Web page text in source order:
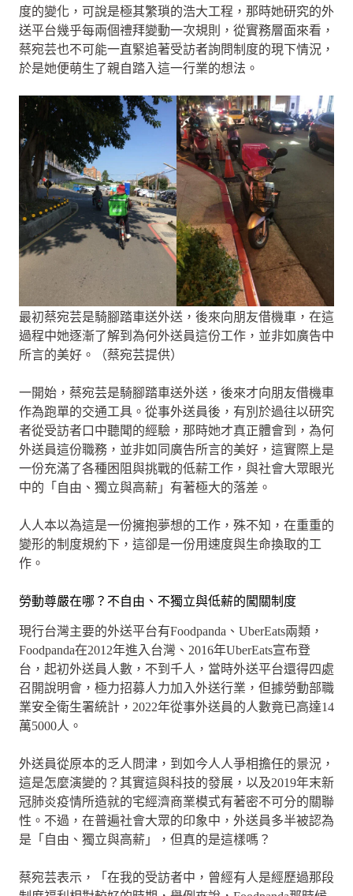
度的變化，可說是極其繁瑣的浩大工程，那時她研究的外
送平台幾乎每兩個禮拜變動一次規則，從實務層面來看，
蔡宛芸也不可能一直緊追著受訪者詢問制度的現下情況，
於是她便萌生了親自踏入這一行業的想法。
最初蔡宛芸是騎腳踏車送外送，後來向朋友借機車，在這
過程中她逐漸了解到為何外送員這份工作，並非如廣告中
所言的美好。（蔡宛芸提供）
一開始，蔡宛芸是騎腳踏車送外送，後來才向朋友借機車
作為跑單的交通工具。從事外送員後，有別於過往以研究
者從受訪者口中聽聞的經驗，那時她才真正體會到，為何
外送員這份職務，並非如同廣告所言的美好，這實際上是
一份充滿了各種困阻與挑戰的低薪工作，與社會大眾眼光
中的「自由、獨立與高薪」有著極大的落差。
人人本以為這是一份擁抱夢想的工作，殊不知，在重重的
變形的制度規約下，這卻是一份用速度與生命換取的工
作。
勞動尊嚴在哪？不自由、不獨立與低薪的闖關制度
現行台灣主要的外送平台有Foodpanda、UberEats兩類，
Foodpanda在2012年進入台灣、2016年UberEats宣布登
台，起初外送員人數，不到千人，當時外送平台還得四處
召開說明會，極力招募人力加入外送行業，但據勞動部職
業安全衛生署統計，2022年從事外送員的人數竟已高達14
萬5000人。
外送員從原本的乏人問津，到如今人人爭相擔任的景況，
這是怎麼演變的？其實這與科技的發展，以及2019年末新
冠肺炎疫情所造就的宅經濟商業模式有著密不可分的關聯
性。不過，在普遍社會大眾的印象中，外送員多半被認為
是「自由、獨立與高薪」，但真的是這樣嗎？
蔡宛芸表示，「在我的受訪者中，曾經有人是經歷過那段